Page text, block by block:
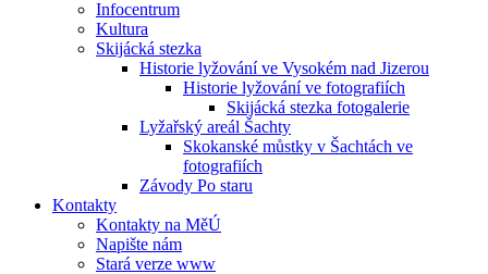
Infocentrum
Kultura
Skijácká stezka
Historie lyžování ve Vysokém nad Jizerou
Historie lyžování ve fotografiích
Skijácká stezka fotogalerie
Lyžařský areál Šachty
Skokanské můstky v Šachtách ve
fotografiích
Závody Po staru
Kontakty
Kontakty na MěÚ
Napište nám
Stará verze www